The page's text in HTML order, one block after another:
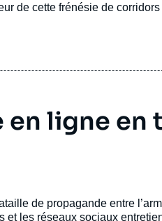
de cette frénésie de
en ligne en
de propagande entre
et les réseaux sociaux